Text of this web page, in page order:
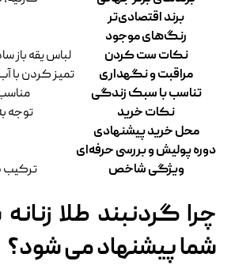
برند اقتصادی‌تر
رنگ‌های موجود
نکات ست کردن
لباس یقه باز
مراقبت و نگهداری
تمیز کردن با
تناسب با سبک زندگی
نکات خرید
توجه
محل خرید پیشنهادی
دوره پولیش و بررسی حرفه‌ای
ویژگی شاخص
ترکیب
چرا گردنبند طلا
شما پیشنهاد می شود؟